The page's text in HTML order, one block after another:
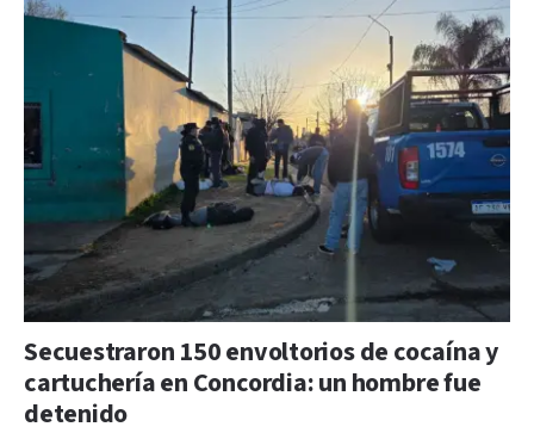
Secuestraron 150 envoltorios de cocaína y
cartuchería en Concordia: un hombre fue
detenido